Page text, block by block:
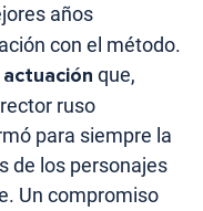
años
con el método.
que,
ruso
para siempre la
de los personajes
Un compromiso